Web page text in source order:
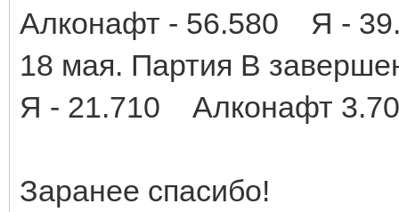
Алконафт - 56.580 Я -
18 мая. Партия В
Я - 21.710 Алконафт
Заранее спасибо!